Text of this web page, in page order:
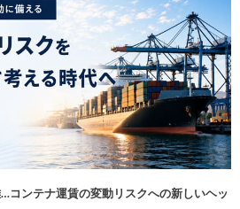
コンテナ運賃の変動リスクへの新しいヘッ